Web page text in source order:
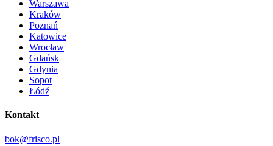
Warszawa
Kraków
Poznań
Katowice
Wrocław
Gdańsk
Gdynia
Sopot
Łódź
Kontakt
bok@frisco.pl